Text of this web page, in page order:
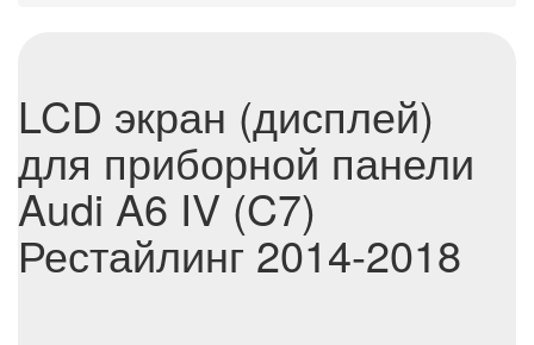
LCD экран (дисплей)
для приборной панели
Audi A6 IV (C7)
Рестайлинг 2014-2018